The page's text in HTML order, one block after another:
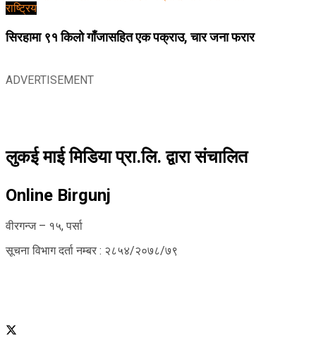
राष्ट्रिय
सिरहामा ९१ किलो गाँजासहित एक पक्राउ, चार जना फरार
ADVERTISEMENT
लुकई माई मिडिया प्रा.लि. द्वारा संचालित
Online Birgunj
वीरगन्ज – १५, पर्सा
सूचना विभाग दर्ता नम्बर : २८५४/२०७८/७९